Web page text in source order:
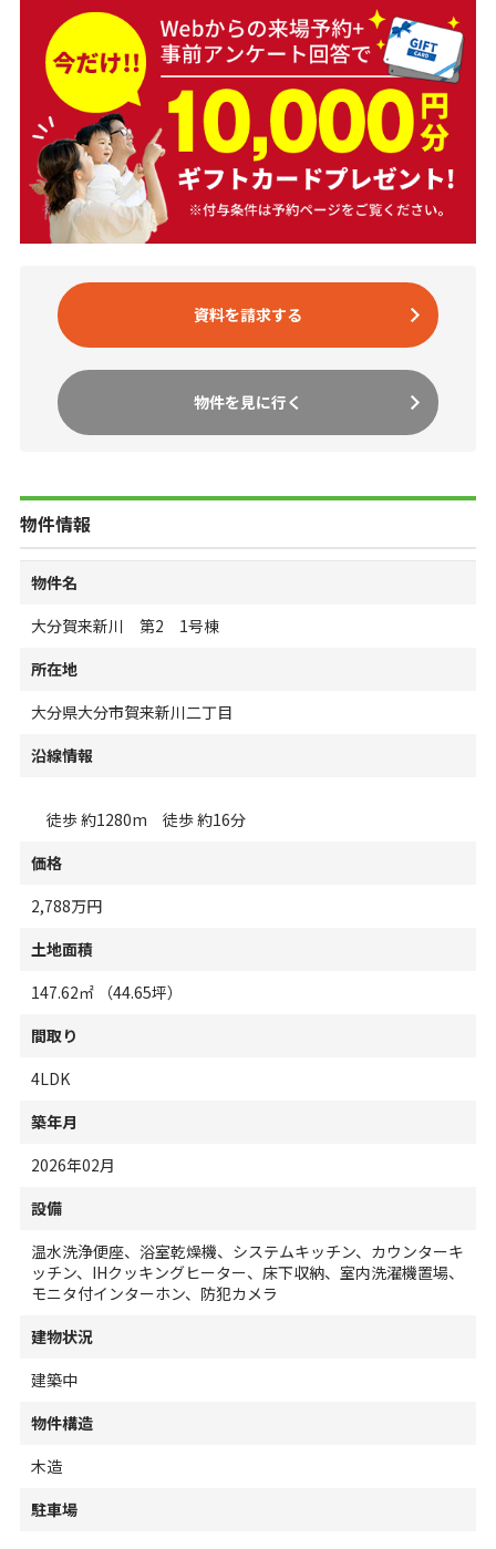
資料を請求する
物件を見に行く
物件情報
物件名
大分賀来新川 第2 1号棟
所在地
大分県大分市賀来新川二丁目
沿線情報
徒歩 約1280m 徒歩 約16分
価格
2,788万円
土地面積
147.62㎡ （44.65坪）
間取り
4LDK
築年月
2026年02月
設備
温水洗浄便座、浴室乾燥機、システムキッチン、カウンターキ
ッチン、IHクッキングヒーター、床下収納、室内洗濯機置場、
モニタ付インターホン、防犯カメラ
建物状況
建築中
物件構造
木造
駐車場